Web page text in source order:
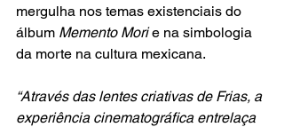
mergulha nos temas existenciais do
álbum Memento Mori e na simbologia
da morte na cultura mexicana.
“Através das lentes criativas de Frias, a
experiência cinematográfica entrelaça